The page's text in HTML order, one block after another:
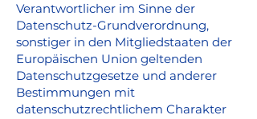
Verantwortlicher im Sinne der
Datenschutz-Grundverordnung,
sonstiger in den Mitgliedstaaten der
Europäischen Union geltenden
Datenschutzgesetze und anderer
Bestimmungen mit
datenschutzrechtlichem Charakter